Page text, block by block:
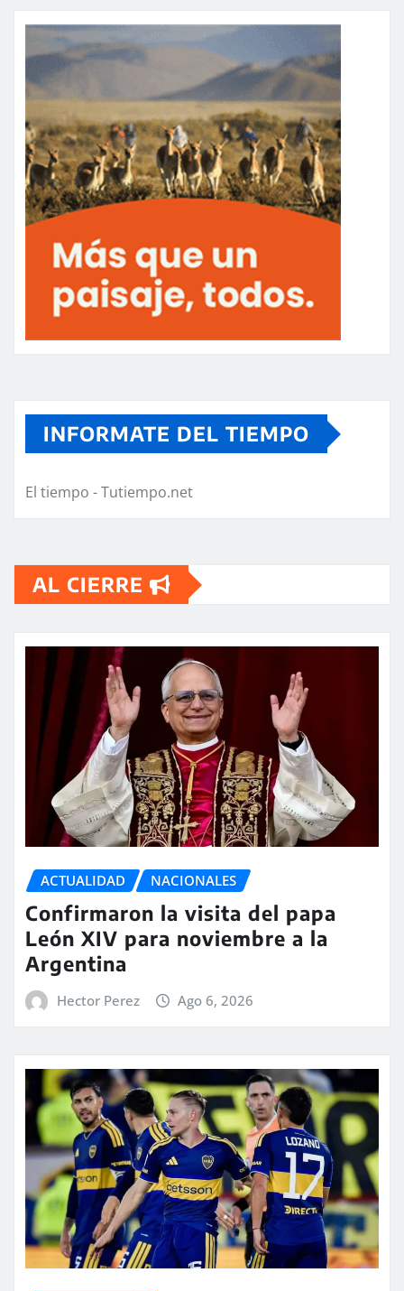
INFORMATE DEL TIEMPO
El tiempo - Tutiempo.net
AL CIERRE
ACTUALIDAD NACIONALES
Confirmaron la visita del papa
León XIV para noviembre a la
Argentina
Hector Perez Ago 6, 2026